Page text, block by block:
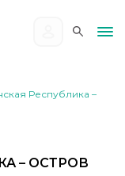
Республика –
– ОСТРОВ